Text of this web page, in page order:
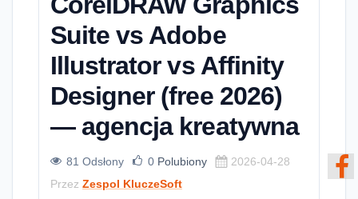
Suite vs Adobe
Illustrator vs Affinity
Designer (free 2026)
— agencja kreatywna
81 Odsłony 0 Polubiony
2026-04-28
Przez Zespol KluczeSoft